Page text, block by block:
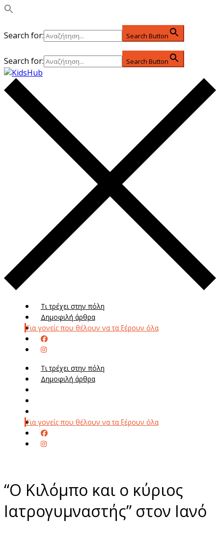
Search for: Search Button
Search for: Search Button
Τι τρέχει στην πόλη
Δημοφιλή άρθρα
Για γονείς που θέλουν να τα ξέρουν όλα
Τι τρέχει στην πόλη
Δημοφιλή άρθρα
Για γονείς που θέλουν να τα ξέρουν όλα
“Ο Κιλόμπο και ο κύριος
Ιατρογυμναστής” στον Ιανό